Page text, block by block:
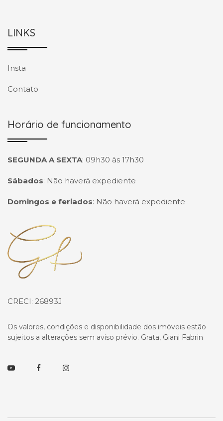
LINKS
Insta
Contato
Horário de funcionamento
SEGUNDA A SEXTA: 09h30 às 17h30
Sábados: Não haverá expediente
Domingos e feriados: Não haverá expediente
Página inicial
CRECI: 26893J
Os valores, condições e disponibilidade dos imóveis estão
sujeitos a alterações sem aviso prévio. Grata, Giani Fabrin
YoutubeFacebookInstagram